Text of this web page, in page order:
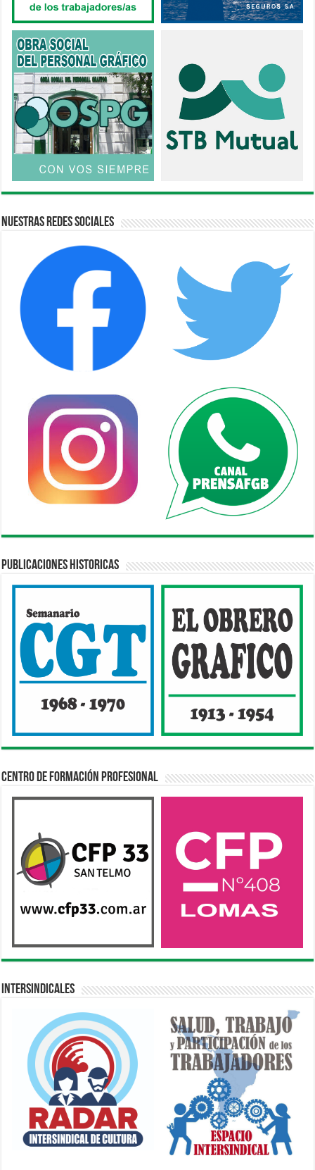
Nuestras Redes Sociales
Publicaciones Historicas
Centro de Formación Profesional
Intersindicales